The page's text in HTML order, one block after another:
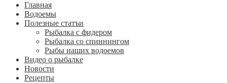
Главная
Водоемы
Полезные статъи
Рыбалка с фидером
Рыбалка со спиннингом
Рыбы наших водоемов
Видео о рыбалке
Новости
Рецепты